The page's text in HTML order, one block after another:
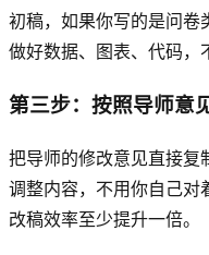
初稿，如果你写的是问卷
做好数据、图表、代码，
第三步：按照导师意
把导师的修改意见直接复
调整内容，不用你自己对
改稿效率至少提升一倍。